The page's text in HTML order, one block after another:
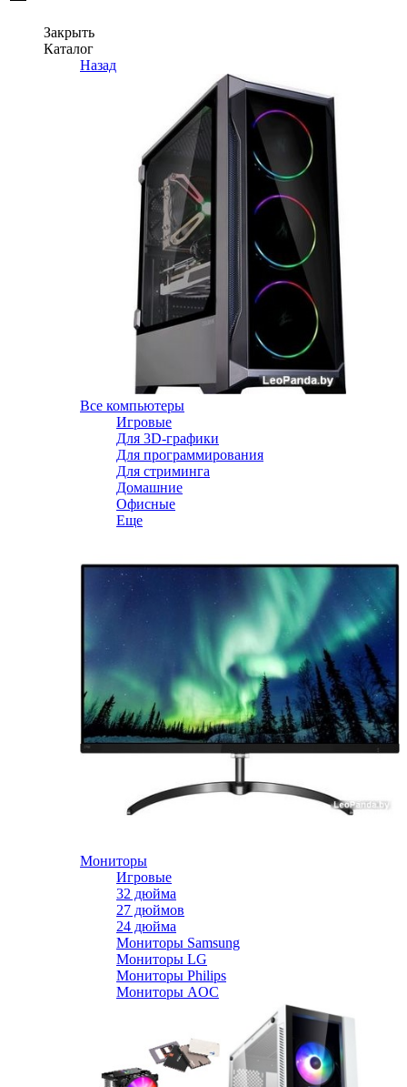
Закрыть
Каталог
Назад
Все компьютеры
Игровые
Для 3D-графики
Для программирования
Для стриминга
Домашние
Офисные
Еще
Мониторы
Игровые
32 дюйма
27 дюймов
24 дюйма
Мониторы Samsung
Мониторы LG
Мониторы Philips
Мониторы AOC